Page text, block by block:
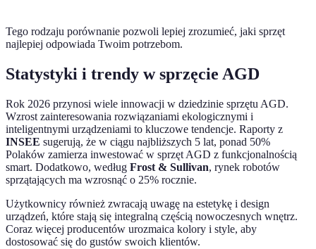
Tego rodzaju porównanie pozwoli lepiej zrozumieć, jaki sprzęt
najlepiej odpowiada Twoim potrzebom.
Statystyki i trendy w sprzęcie AGD
Rok 2026 przynosi wiele innowacji w dziedzinie sprzętu AGD.
Wzrost zainteresowania rozwiązaniami ekologicznymi i
inteligentnymi urządzeniami to kluczowe tendencje. Raporty z
INSEE sugerują, że w ciągu najbliższych 5 lat, ponad 50%
Polaków zamierza inwestować w sprzęt AGD z funkcjonalnością
smart. Dodatkowo, według Frost & Sullivan, rynek robotów
sprzątających ma wzrosnąć o 25% rocznie.
Użytkownicy również zwracają uwagę na estetykę i design
urządzeń, które stają się integralną częścią nowoczesnych wnętrz.
Coraz więcej producentów urozmaica kolory i style, aby
dostosować się do gustów swoich klientów.